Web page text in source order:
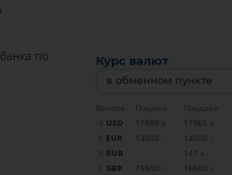
по
Курс валют
в обменном пункте
Валюта Покупка Продажа
USD
11880 11965
EUR
13000 14000
RUB
147
GBP
15600 16600